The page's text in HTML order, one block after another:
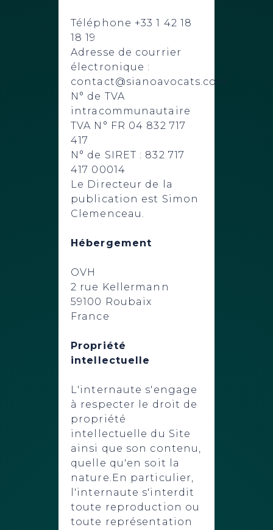
Téléphone +33 1 42 18
18 19
Adresse de courrier
électronique :
contact@sianoavocats.com
N° de TVA
intracommunautaire
TVA N° FR 04 832 717
417
N° de SIRET : 832 717
417 00014
Le Directeur de la
publication est Simon
Clemenceau.
Hébergement
OVH
2 rue Kellermann
59100 Roubaix
France
Propriété
intellectuelle
L'internaute s'engage
à respecter le droit de
propriété
intellectuelle du Site
ainsi que son contenu,
quelle qu'en soit la
nature.En particulier,
l'internaute s'interdit
toute reproduction ou
toute représentation